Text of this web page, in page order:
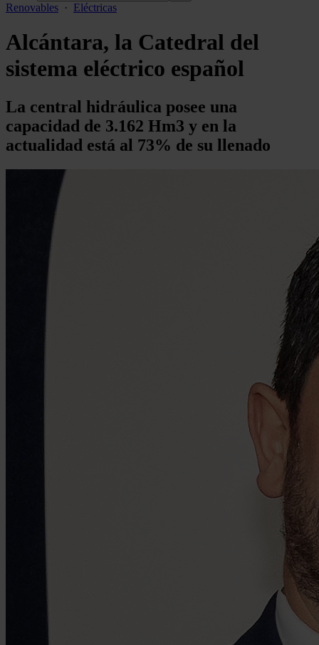
Renovables · Eléctricas
Alcántara, la Catedral del
sistema eléctrico español
La central hidráulica posee una
capacidad de 3.162 Hm3 y en la
actualidad está al 73% de su llenado